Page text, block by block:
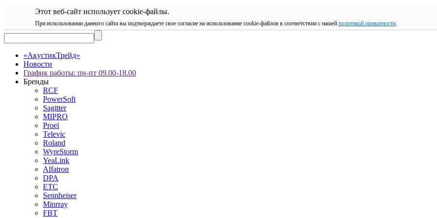
Этот веб-сайт использует cookie-файлы.
При использовании данного сайта вы подтверждаете свое согласие на использование cookie-файлов в соответствии с нашей политикой приватности.
«АкустикТрейд»
Новости
График работы: пн-пт 09.00-18.00
Бренды
RCF
PowerSoft
Sagitter
MIPRO
Proel
Televic
Roland
WyreStorm
YeaLink
Alfatron
DPA
ETC
Sennheiser
Minrray
FBT